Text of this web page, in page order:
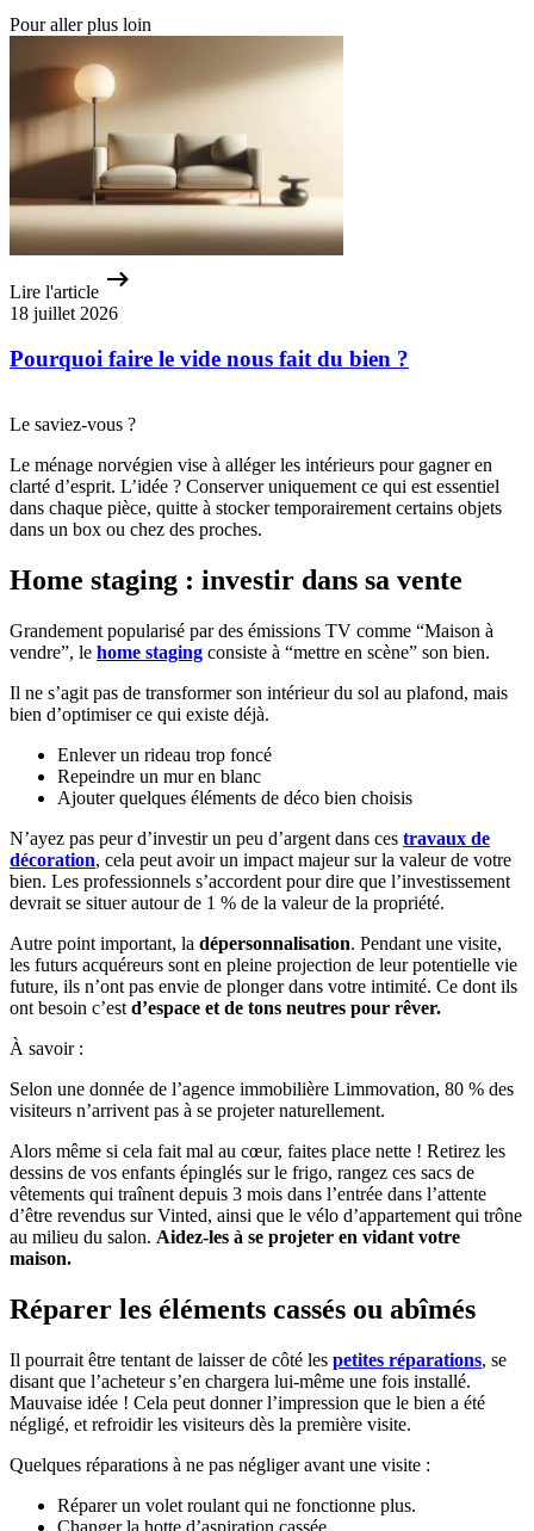
Pour aller plus loin
Lire l'article
18 juillet 2026
Pourquoi faire le vide nous fait du bien ?
Le saviez-vous ?
Le ménage norvégien vise à alléger les intérieurs pour gagner en
clarté d’esprit. L’idée ? Conserver uniquement ce qui est essentiel
dans chaque pièce, quitte à stocker temporairement certains objets
dans un box ou chez des proches.
Home staging : investir dans sa vente
Grandement popularisé par des émissions TV comme “Maison à
vendre”, le home staging consiste à “mettre en scène” son bien.
Il ne s’agit pas de transformer son intérieur du sol au plafond, mais
bien d’optimiser ce qui existe déjà.
Enlever un rideau trop foncé
Repeindre un mur en blanc
Ajouter quelques éléments de déco bien choisis
N’ayez pas peur d’investir un peu d’argent dans ces travaux de
décoration, cela peut avoir un impact majeur sur la valeur de votre
bien. Les professionnels s’accordent pour dire que l’investissement
devrait se situer autour de 1 % de la valeur de la propriété.
Autre point important, la dépersonnalisation. Pendant une visite,
les futurs acquéreurs sont en pleine projection de leur potentielle vie
future, ils n’ont pas envie de plonger dans votre intimité. Ce dont ils
ont besoin c’est d’espace et de tons neutres pour rêver.
À savoir :
Selon une donnée de l’agence immobilière Limmovation, 80 % des
visiteurs n’arrivent pas à se projeter naturellement.
Alors même si cela fait mal au cœur, faites place nette ! Retirez les
dessins de vos enfants épinglés sur le frigo, rangez ces sacs de
vêtements qui traînent depuis 3 mois dans l’entrée dans l’attente
d’être revendus sur Vinted, ainsi que le vélo d’appartement qui trône
au milieu du salon. Aidez-les à se projeter en vidant votre
maison.
Réparer les éléments cassés ou abîmés
Il pourrait être tentant de laisser de côté les petites réparations, se
disant que l’acheteur s’en chargera lui-même une fois installé.
Mauvaise idée ! Cela peut donner l’impression que le bien a été
négligé, et refroidir les visiteurs dès la première visite.
Quelques réparations à ne pas négliger avant une visite :
Réparer un volet roulant qui ne fonctionne plus.
Changer la hotte d’aspiration cassée.